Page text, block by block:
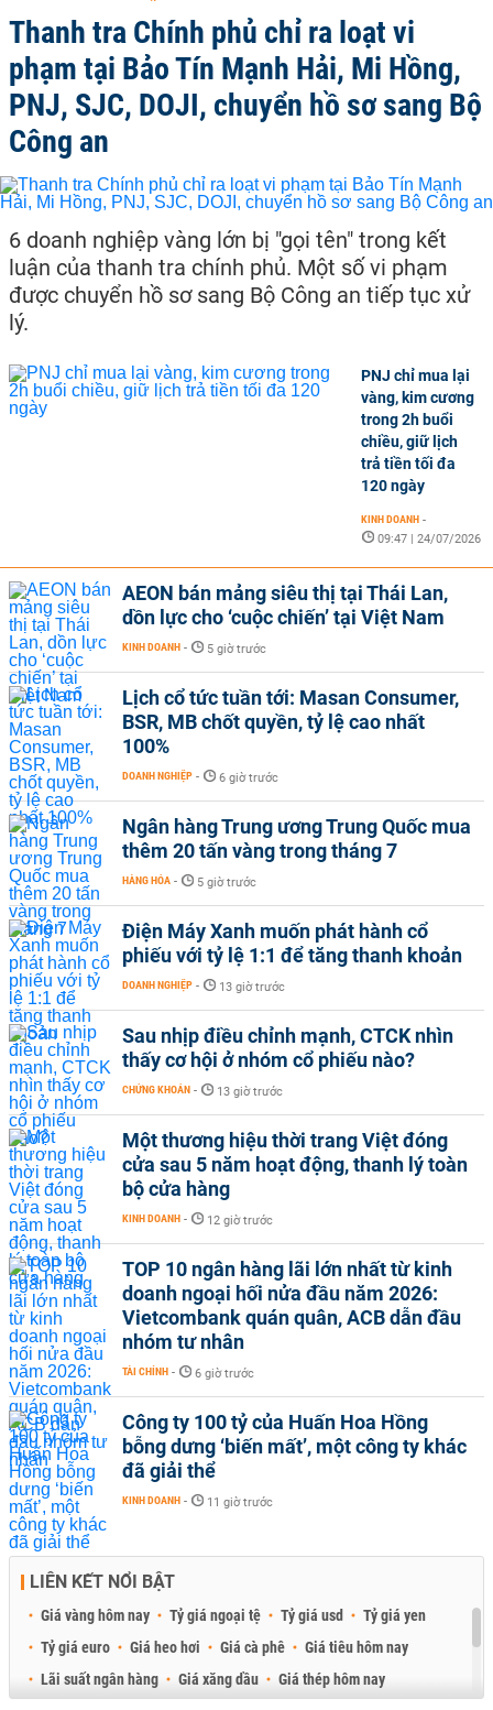
Thanh tra Chính phủ chỉ ra loạt vi
phạm tại Bảo Tín Mạnh Hải, Mi Hồng,
PNJ, SJC, DOJI, chuyển hồ sơ sang Bộ
Công an
6 doanh nghiệp vàng lớn bị "gọi tên" trong kết
luận của thanh tra chính phủ. Một số vi phạm
được chuyển hồ sơ sang Bộ Công an tiếp tục xử
lý.
PNJ chỉ mua lại
vàng, kim cương
trong 2h buổi
chiều, giữ lịch
trả tiền tối đa
120 ngày
KINH DOANH -
09:47 | 24/07/2026
AEON bán mảng siêu thị tại Thái Lan,
dồn lực cho ‘cuộc chiến’ tại Việt Nam
KINH DOANH - 5 giờ trước
Lịch cổ tức tuần tới: Masan Consumer,
BSR, MB chốt quyền, tỷ lệ cao nhất
100%
DOANH NGHIỆP - 6 giờ trước
Ngân hàng Trung ương Trung Quốc mua
thêm 20 tấn vàng trong tháng 7
HÀNG HÓA - 5 giờ trước
Điện Máy Xanh muốn phát hành cổ
phiếu với tỷ lệ 1:1 để tăng thanh khoản
DOANH NGHIỆP - 13 giờ trước
Sau nhịp điều chỉnh mạnh, CTCK nhìn
thấy cơ hội ở nhóm cổ phiếu nào?
CHỨNG KHOÁN - 13 giờ trước
Một thương hiệu thời trang Việt đóng
cửa sau 5 năm hoạt động, thanh lý toàn
bộ cửa hàng
KINH DOANH - 12 giờ trước
TOP 10 ngân hàng lãi lớn nhất từ kinh
doanh ngoại hối nửa đầu năm 2026:
Vietcombank quán quân, ACB dẫn đầu
nhóm tư nhân
TÀI CHÍNH - 6 giờ trước
Công ty 100 tỷ của Huấn Hoa Hồng
bỗng dưng ‘biến mất’, một công ty khác
đã giải thể
KINH DOANH - 11 giờ trước
LIÊN KẾT NỔI BẬT
Giá vàng hôm nay Tỷ giá ngoại tệ Tỷ giá usd
Tỷ giá yen
Tỷ giá euro
Giá heo hơi Giá cà phê
Giá tiêu hôm nay
Lãi suất ngân hàng
Giá xăng dầu
Giá thép hôm nay